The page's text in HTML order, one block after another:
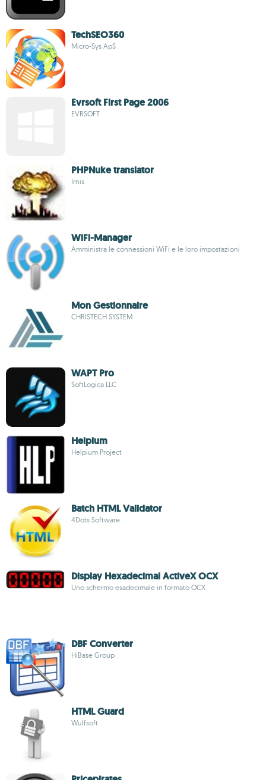
TechSEO360
Micro-Sys ApS
Evrsoft First Page 2006
EVRSOFT
PHPNuke translator
Irnis
WiFi-Manager
Amministra le connessioni WiFi e le loro impostazioni
Mon Gestionnaire
CHRISTECH SYSTEM
WAPT Pro
SoftLogica LLC
Helpium
Helpium Project
Batch HTML Validator
4Dots Software
Display Hexadecimal ActiveX OCX
Uno schermo esadecimale in formato OCX
DBF Converter
HiBase Group
HTML Guard
Wulfsoft